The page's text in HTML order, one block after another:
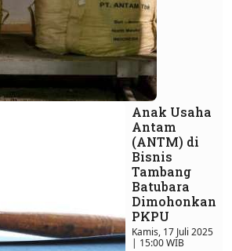
Anak Usaha
Antam
(ANTM) di
Bisnis
Tambang
Batubara
Dimohonkan
PKPU
Kamis, 17 Juli 2025
| 15:00 WIB